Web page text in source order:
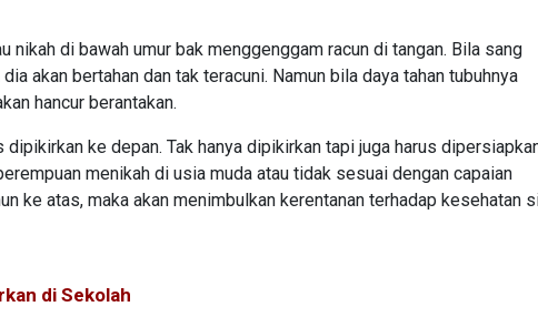
nikah di bawah umur bak menggenggam racun di tangan. Bila sang
akan bertahan dan tak teracuni. Namun bila daya tahan tubuhnya
hancur berantakan.
ke depan. Tak hanya dipikirkan tapi juga harus
menikah di usia muda atau tidak sesuai dengan capaian
ke atas, maka akan menimbulkan kerentanan terhadap kesehatan
di Sekolah